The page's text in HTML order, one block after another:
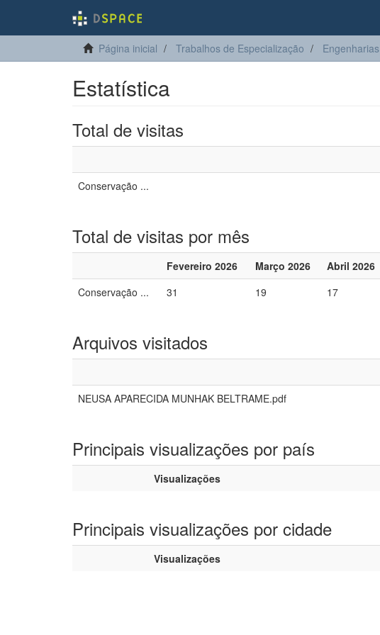
Página inicial Trabalhos de Especialização Engenharias
Estatística
Total de visitas
Conservação ...
Total de visitas por mês
Fevereiro 2026 Março 2026 Abril 2026
Conservação ...
31 19 17
Arquivos visitados
NEUSA APARECIDA MUNHAK BELTRAME.pdf
Principais visualizações por país
Visualizações
Principais visualizações por cidade
Visualizações